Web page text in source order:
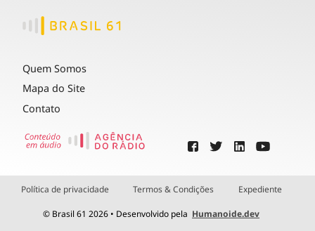
Quem Somos
Mapa do Site
Contato
Política de privacidade Termos & Condições Expediente
© Brasil 61 2026 • Desenvolvido pela Humanoide.dev